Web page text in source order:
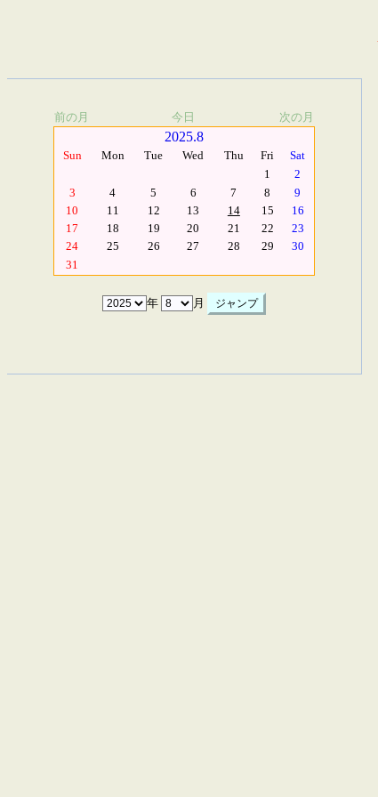
前の月 今日 次の月
2025.8
Sun Mon Tue Wed Thu Fri
Sat
1
2
3
4 5 6 7 8
9
10
11 12 13 14 15
16
17
18 19 20 21 22
23
24
25 26 27 28 29
30
31
年 月